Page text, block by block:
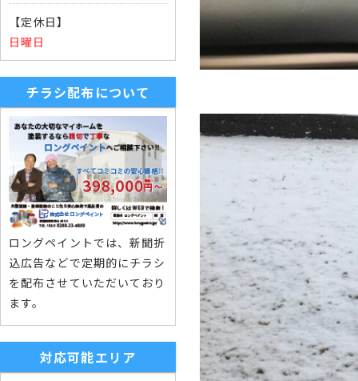
【定休日】
日曜日
チラシ配布について
ロングペイントでは、新聞折
込広告などで定期的にチラシ
を配布させていただいており
ます。
対応可能エリア